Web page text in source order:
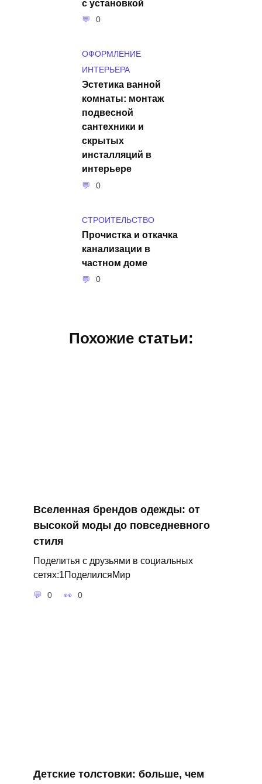
с установкой
0
ОФОРМЛЕНИЕ
ИНТЕРЬЕРА
Эстетика ванной
комнаты: монтаж
подвесной
сантехники и
скрытых
инсталляций в
интерьере
0
СТРОИТЕЛЬСТВО
Прочистка и откачка
канализации в
частном доме
0
Похожие статьи:
Вселенная брендов одежды: от
высокой моды до повседневного
стиля
Поделитья с друзьями в социальных
сетях:1ПоделилсяМир
0 0
Детские толстовки: больше, чем